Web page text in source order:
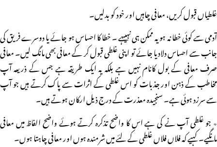
غلطیاں قبول کریں، معافی چاہیں اور خود کو بدلیں۔
آدمی سے کوئی خطا نہ ہو یہ ممکن ہی نہیںہے ۔ خطا کا احساس ہو جائے یا دوسرے فریق کی
جانب سے احساس دلادیا جائے تو اپنی غلطی قبول کر کے معافی بھی مانگ لیں۔ معافی
صرف معافی کے بول کانام نہیں ہے بلکہ یہ ایک طریقہ ہے جس کے ذریعہ آپ
مخاطب کے ذہن اور جذبات کو اس غلطی کے اثرات سے پاک کرتے ہیں جو آپ
سے سرزد ہوئی ہے۔ سنجیدہ معذرت کے درج ذیل ارکان ہوتے ہیں۔
٭ جو غلطی آپ نے کی ہے اس کا واضح تذکرہ کرتے ہوئے واضح الفاظ میں معافی
مانگیے۔ کہیے کہ فلاں فلاں غلطی کے لئے میں شرمندہ ہوں اور معافی چاہتا ہوں۔